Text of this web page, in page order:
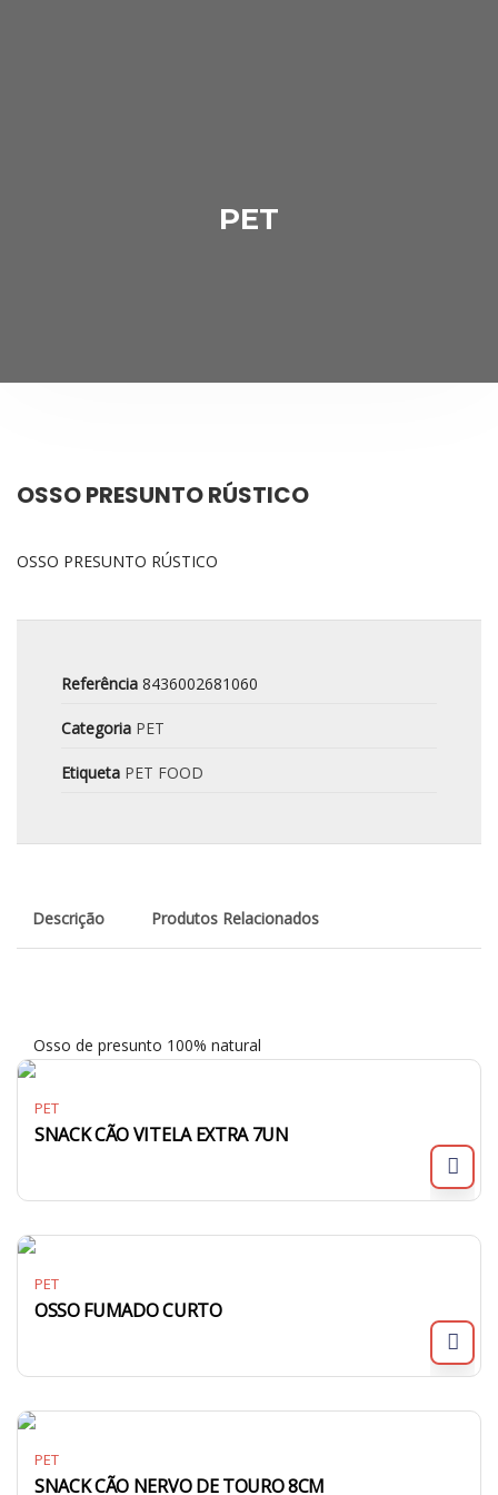
PET
OSSO PRESUNTO RÚSTICO
OSSO PRESUNTO RÚSTICO
Referência 8436002681060
Categoria PET
Etiqueta PET FOOD
Descrição Produtos Relacionados
Osso de presunto 100% natural
PET
SNACK CÃO VITELA EXTRA 7UN
PET
OSSO FUMADO CURTO
PET
SNACK CÃO NERVO DE TOURO 8CM